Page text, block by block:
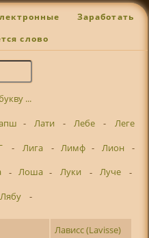
Заработать
слово
...
- Лати - Лебе -
Леге
- Лига - Лимф - Лион
-
- Лоша - Луки - Луче
-
Лябу -
Лависс (Lavisse)